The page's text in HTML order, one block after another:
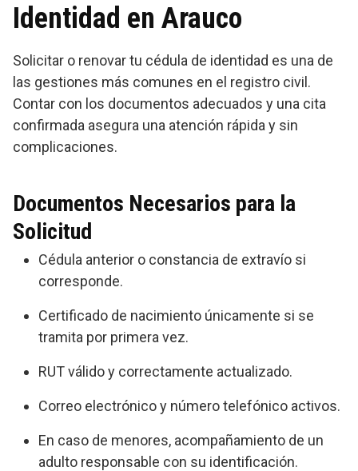
Identidad en Arauco
Solicitar o renovar tu cédula de identidad es una de
las gestiones más comunes en el registro civil.
Contar con los documentos adecuados y una cita
confirmada asegura una atención rápida y sin
complicaciones.
Documentos Necesarios para la
Solicitud
Cédula anterior o constancia de extravío si
corresponde.
Certificado de nacimiento únicamente si se
tramita por primera vez.
RUT válido y correctamente actualizado.
Correo electrónico y número telefónico activos.
En caso de menores, acompañamiento de un
adulto responsable con su identificación.